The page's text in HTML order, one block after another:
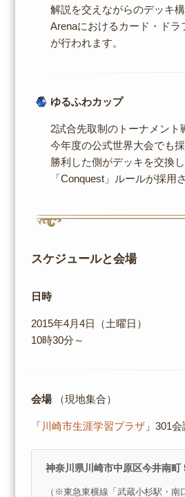
解説を交えながらのデッキ構
Arenaにおけるカード・ドラ
が行われます。
ゆるふわカップ
2試合先取制のトーナメント
今年度の公式世界大会でも
勝利した側がデッキを交換し
「Conquest」ルールが採用
スケジュールと会場
日時
2015年4月4日（土曜日）
10時30分～
会場（現地集合）
「 川崎市生涯学習プラザ」301会
神奈川県川崎市中原区今井南町
（※東急東横線「武蔵小杉駅・南